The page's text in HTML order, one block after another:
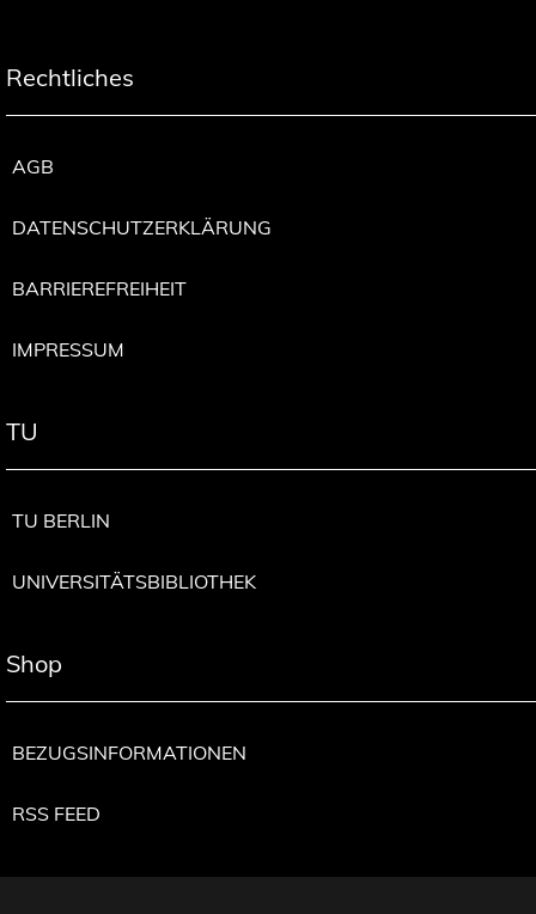
Rechtliches
AGB
DATENSCHUTZERKLÄRUNG
BARRIEREFREIHEIT
IMPRESSUM
TU
TU BERLIN
UNIVERSITÄTSBIBLIOTHEK
Shop
BEZUGSINFORMATIONEN
RSS FEED